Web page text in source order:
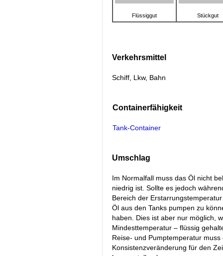
Flüssiggut Stückgut
Verkehrsmittel
Schiff, Lkw, Bahn
Containerfähigkeit
Tank-Container
Umschlag
Im Normalfall muss das Öl nicht
niedrig ist. Sollte es jedoch
Bereich der
Öl aus den Tanks pumpen zu
haben. Dies ist aber nur möglich,
Mindesttemperatur – flüssig
Reise- und Pumptemperatur
Konsistenzveränderung für den